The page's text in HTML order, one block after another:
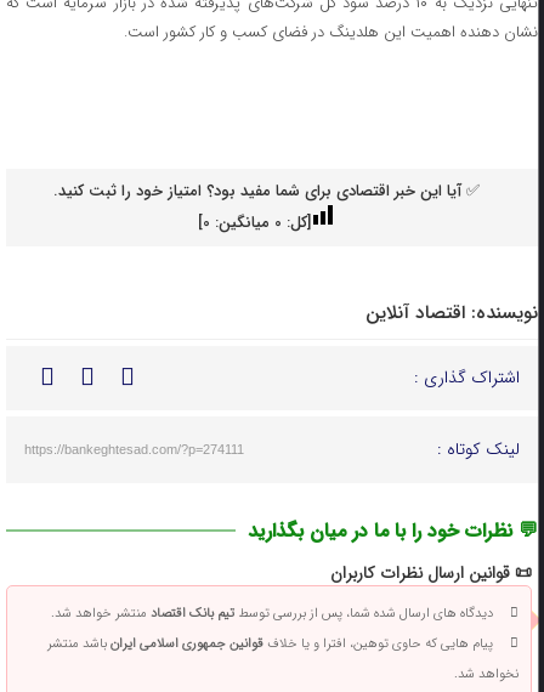
نشان دهنده اهمیت این هلدینگ در فضای کسب و کار کشور است.
✅ آیا این خبر اقتصادی برای شما مفید بود؟ امتیاز خود را ثبت کنید.
[کل: 0میانگین: 0
]
نویسنده: اقتصاد آنلاین
اشتراک گذاری :
لینک کوتاه : https://bankeghtesad.com/?p=274111
💬 نظرات خود را با ما در میان بگذارید
📜 قوانین ارسال نظرات کاربران
دیدگاه های ارسال شده شما، پس از بررسی توسطتیم بانک اقتصادمنتشر خواهد شد.
پیام هایی که حاوی توهین، افترا و یا خلافقوانین جمهوری اسلامی ایرانباشد منتشر
نخواهد شد.